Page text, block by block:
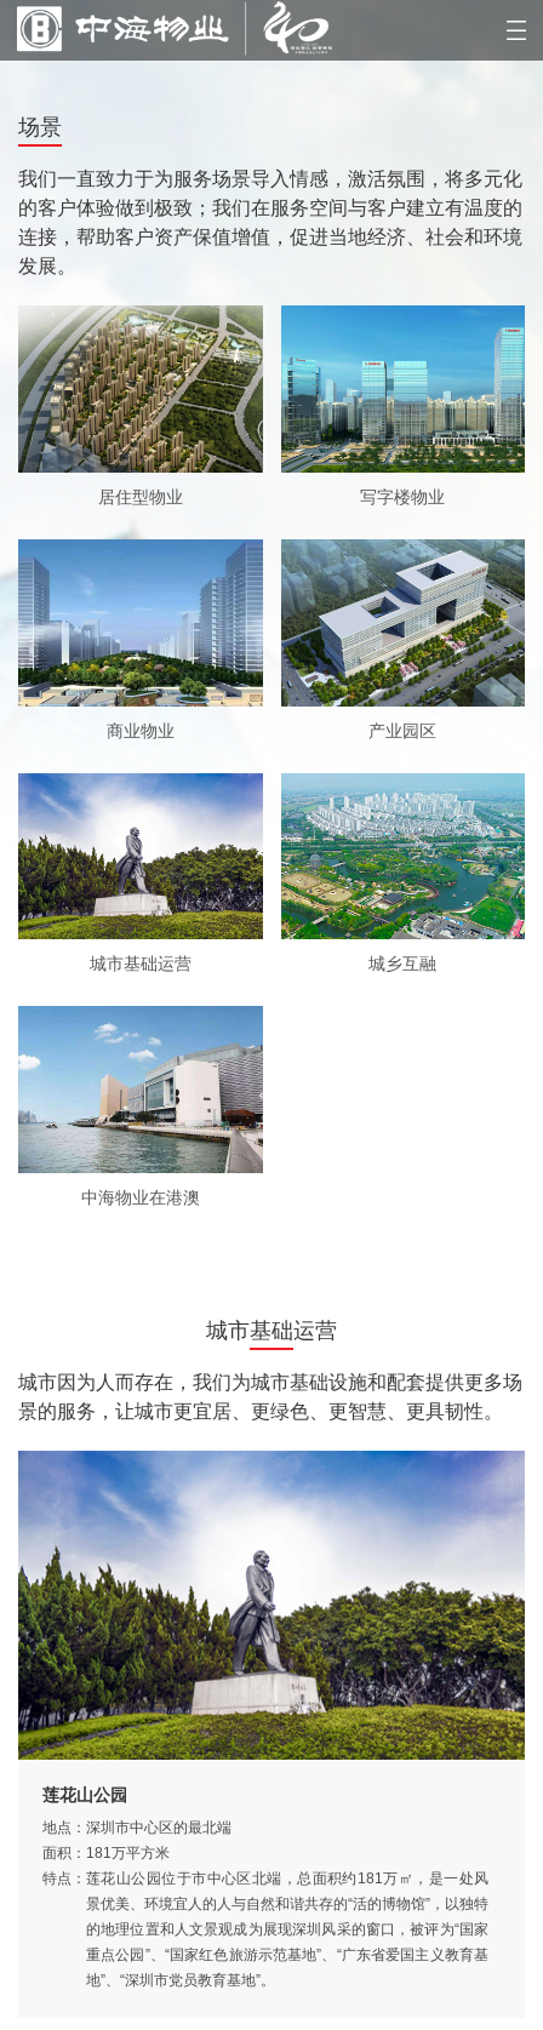
场景
我们一直致力于为服务场景导入情感，激活氛围，将多元化
的客户体验做到极致；我们在服务空间与客户建立有温度的
连接，帮助客户资产保值增值，促进当地经济、社会和环境
发展。
居住型物业 写字楼物业
商业物业 产业园区
城市基础运营 城乡互融
中海物业在港澳
城市基础运营
城市因为人而存在，我们为城市基础设施和配套提供更多场
景的服务，让城市更宜居、更绿色、更智慧、更具韧性。
莲花山公园
地点： 深圳市中心区的最北端
面积： 181万平方米
特点： 莲花山公园位于市中心区北端，总面积约181万㎡，是一处风
景优美、环境宜人的人与自然和谐共存的“活的博物馆”，以独特
的地理位置和人文景观成为展现深圳风采的窗口，被评为“国家
重点公园”、“国家红色旅游示范基地”、“广东省爱国主义教育基
地”、“深圳市党员教育基地”。